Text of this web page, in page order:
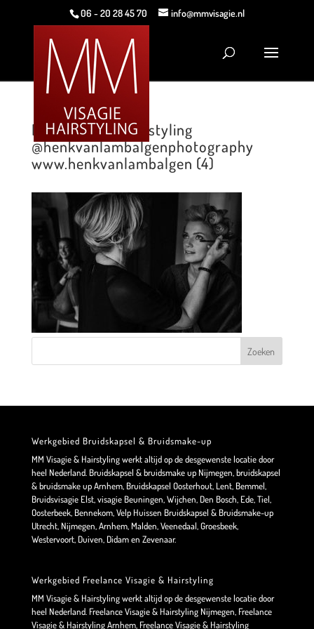
06 - 20 28 45 70 info@mmvisagie.nl
MM Visagie & Hairstyling
@henkvanlambalgenphotography
www.henkvanlambalgen (4)
Werkgebied Bruidskapsel & Bruidsmake-up
MM Visagie & Hairstyling werkt altijd op de desgewenste locatie door
heel Nederland. Bruidskapsel & bruidsmake up Nijmegen, bruidskapsel
& bruidsmake up Arnhem, Bruidskapsel Oosterhout, Lent, Bemmel,
Bruidsvisagie Elst, visagie Beuningen, Wijchen, Den Bosch, Ede, Tiel,
Oosterbeek, Bennekom, Velp Huissen Bruidskapsel & Bruidsmake-up
Utrecht, Nijmegen, Arnhem, Malden, Veenedaal, Groesbeek,
Westervoort, Duiven, Didam en Zevenaar.
Werkgebied Freelance Visagie & Hairstyling
MM Visagie & Hairstyling werkt altijd op de desgewenste locatie door
heel Nederland. Freelance Visagie & Hairstyling Nijmegen, Freelance
Visagie & Hairstyling Arnhem, Freelance Visagie & Hairstyling